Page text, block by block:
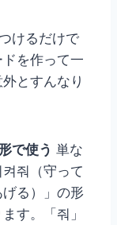
けるだけで
を作って一
とすんなり
で使う 単な
줘（守って
る）」の形
す。「줘」